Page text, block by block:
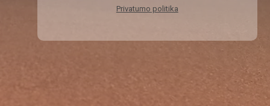
Privatumo politika